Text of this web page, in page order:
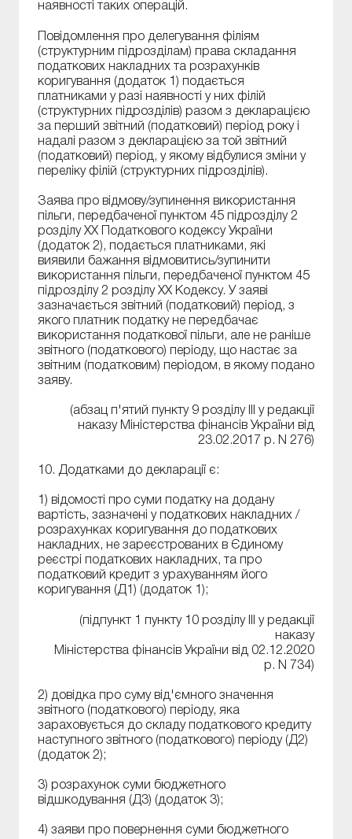
наявності таких операцій.
Повідомлення про делегування філіям
(структурним підрозділам) права складання
податкових накладних та розрахунків
коригування (додаток 1) подається
платниками у разі наявності у них філій
(структурних підрозділів) разом з декларацією
за перший звітний (податковий) період року і
надалі разом з декларацією за той звітний
(податковий) період, у якому відбулися зміни у
переліку філій (структурних підрозділів).
Заява про відмову/зупинення використання
пільги, передбаченої пунктом 45 підрозділу 2
розділу XX Податкового кодексу України
(додаток 2), подається платниками, які
виявили бажання відмовитись/зупинити
використання пільги, передбаченої пунктом 45
підрозділу 2 розділу XX Кодексу. У заяві
зазначається звітний (податковий) період, з
якого платник податку не передбачає
використання податкової пільги, але не раніше
звітного (податкового) періоду, що настає за
звітним (податковим) періодом, в якому подано
заяву.
(абзац п'ятий пункту 9 розділу ІІІ у редакції
наказу Міністерства фінансів України від
23.02.2017 р. N 276)
10. Додатками до декларації є:
1) відомості про суми податку на додану
вартість, зазначені у податкових накладних /
розрахунках коригування до податкових
накладних, не зареєстрованих в Єдиному
реєстрі податкових накладних, та про
податковий кредит з урахуванням його
коригування (Д1) (додаток 1);
(підпункт 1 пункту 10 розділу ІІІ у редакції
наказу
Міністерства фінансів України від 02.12.2020
р. N 734)
2) довідка про суму від'ємного значення
звітного (податкового) періоду, яка
зараховується до складу податкового кредиту
наступного звітного (податкового) періоду (Д2)
(додаток 2);
3) розрахунок суми бюджетного
відшкодування (Д3) (додаток 3);
4) заяви про повернення суми бюджетного